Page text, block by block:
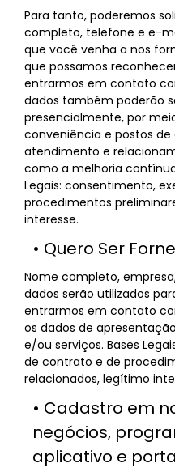
Para tanto, poderemos
completo, telefone e e-
que você venha a nos
que possamos
entrarmos em contato
dados também poderão
presencialmente, por
conveniência e postos de
atendimento e
como a melhoria
Legais: consentimento,
procedimentos
interesse.
• Quero Ser
Nome completo,
dados serão utilizados
entrarmos em contato
os dados de
e/ou serviços. Bases
de contrato e de
relacionados, legítimo
• Cadastro em
negócios,
aplicativo e